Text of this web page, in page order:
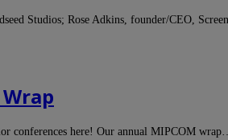
Studios; Rose Adkins, founder/CEO,
conferences here! Our annual MIPCOM wrap…